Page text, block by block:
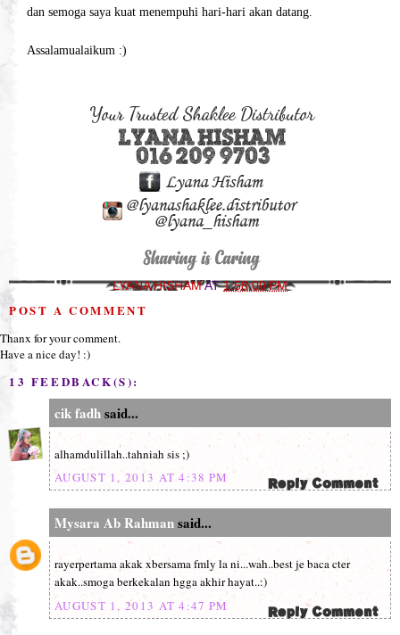
dan semoga saya kuat menempuhi hari-hari akan datang.
Assalamualaikum :)
LYANA HISHAMAT1:58:00 PM
POST A COMMENT
Thanx for your comment.
Have a nice day! :)
13 FEEDBACK(S):
cik fadhsaid...
alhamdulillah..tahniah sis ;)
AUGUST 1, 2013 AT 4:38 PM
Mysara Ab Rahmansaid...
rayerpertama akak xbersama fmly la ni...wah..best je baca cter
akak..smoga berkekalan hgga akhir hayat..:)
AUGUST 1, 2013 AT 4:47 PM